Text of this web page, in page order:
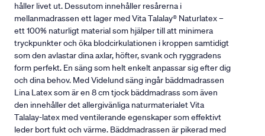
håller livet ut. Dessutom innehåller resårerna i
mellanmadrassen ett lager med Vita Talalay® Naturlatex –
ett 100% naturligt material som hjälper till att minimera
tryckpunkter och öka blodcirkulationen i kroppen samtidigt
som den avlastar dina axlar, höfter, svank och ryggradens
form perfekt. En säng som helt enkelt anpassar sig efter dig
och dina behov. Med Videlund säng ingår bäddmadrassen
Lina Latex som är en 8 cm tjock bäddmadrass som även
den innehåller det allergivänliga naturmaterialet Vita
Talalay-latex med ventilerande egenskaper som effektivt
leder bort fukt och värme. Bäddmadrassen är pikerad med